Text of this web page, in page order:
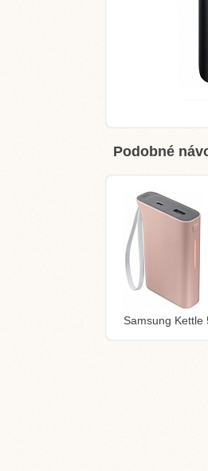
Podobné
Samsung Kettle